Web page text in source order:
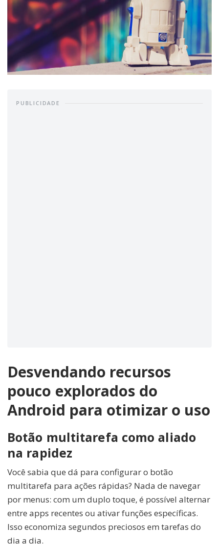
PUBLICIDADE
Desvendando recursos
pouco explorados do
Android para otimizar o uso
Botão multitarefa como aliado
na rapidez
Você sabia que dá para configurar o botão
multitarefa para ações rápidas? Nada de navegar
por menus: com um duplo toque, é possível alternar
entre apps recentes ou ativar funções específicas.
Isso economiza segundos preciosos em tarefas do
dia a dia.